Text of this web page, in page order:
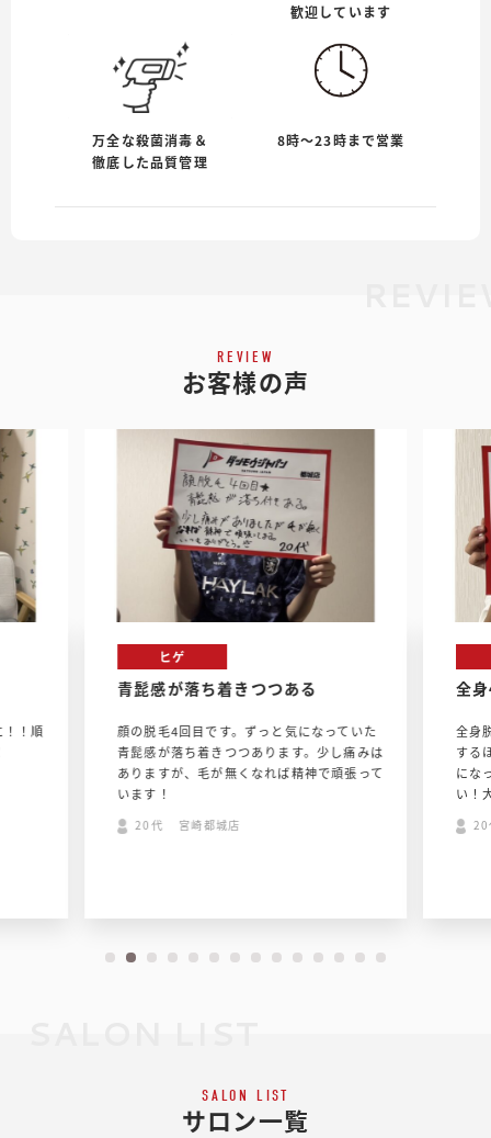
歓迎しています
万全な殺菌消毒＆
徹底した品質管理
8時〜23時まで営業
REVIEW
お客様の声
！順
ヒゲ
青髭感が落ち着きつつある
顔の脱毛4回目です。ずっと気になっていた
青髭感が落ち着きつつあります。少し痛みは
ありますが、毛が無くなれば精神で頑張って
います！
20代 宮崎都城店
全
全身
する
にな
い！
SALON LIST
サロン一覧